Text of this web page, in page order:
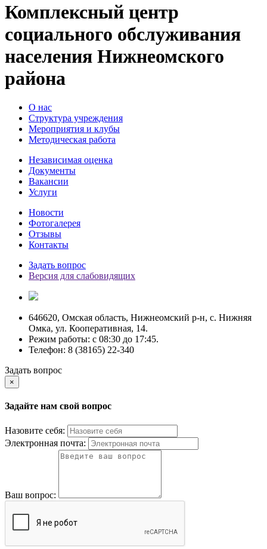
Комплексный центр
социального обслуживания
населения Нижнеомского
района
О нас
Структура учреждения
Мероприятия и клубы
Методическая работа
Независимая оценка
Документы
Вакансии
Услуги
Новости
Фотогалерея
Отзывы
Контакты
Задать вопрос
Версия для слабовидящих
646620, Омская область, Нижнеомский р-н, с. Нижняя
Омка, ул. Кооперативная, 14.
Режим работы: c 08:30 до 17:45.
Телефон: 8 (38165) 22-340
Задать вопрос
×
Задайте нам свой вопрос
Назовите себя:
Электронная почта:
Ваш вопрос: